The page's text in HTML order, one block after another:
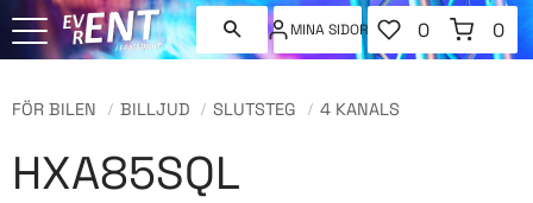
MINA SIDOR
FAVORITER
ANTAL
0
KUNDVAGN
0
FÖR BILEN BILLJUD SLUTSTEG 4 KANALS
HXA85SQL